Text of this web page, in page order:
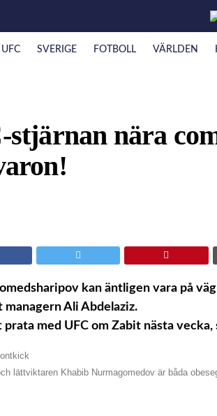
UFC SVERIGE FOTBOLL VÄRLDEN
nära
kan äntligen vara på
Ali Abdelaziz.
med UFC om Zabit nästa vecka,
lättviktaren Khabib Nurmagomedov är båda